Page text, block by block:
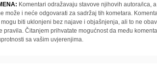
Komentari odražavaju stavove njihovih autora/ica,
može i neće odgovarati za sadržaj tih kometara.
biti uklonjeni bez najave i objašnjenja, ali to ne
pravila. Čitanjem prihvatate mogućnost da među
sa vašim uvjerenjima.